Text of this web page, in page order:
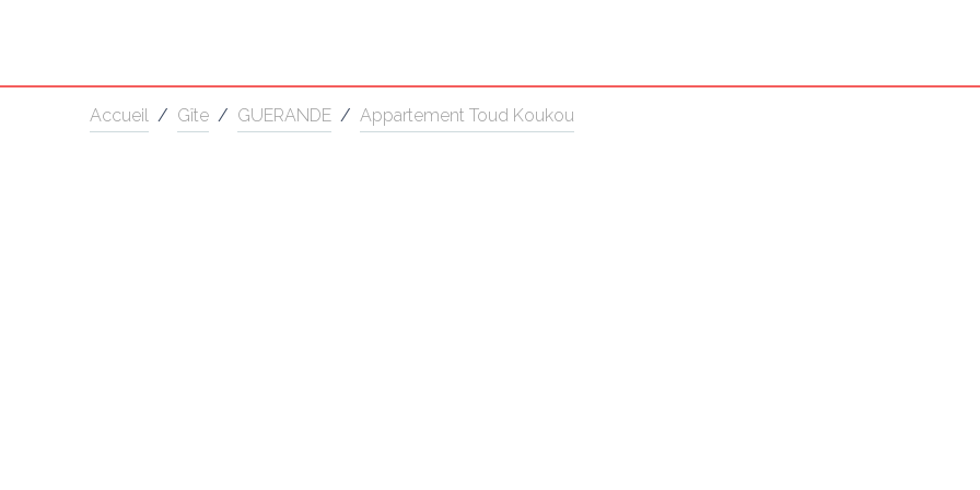
Accueil / Gîte / GUERANDE / Appartement Toud Koukou